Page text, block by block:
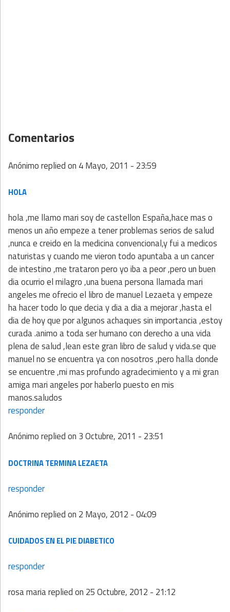
Comentarios
Anónimoreplied on 4 Mayo, 2011 - 23:59
HOLA
hola ,me llamo mari soy de castellon España,hace mas o
menos un año empeze a tener problemas serios de salud
,nunca e creido en la medicina convencional,y fui a medicos
naturistas y cuando me vieron todo apuntaba a un cancer
de intestino ,me trataron pero yo iba a peor ,pero un buen
dia ocurrio el milagro ,una buena persona llamada mari
angeles me ofrecio el libro de manuel Lezaeta y empeze
ha hacer todo lo que decia y dia a dia a mejorar ,hasta el
dia de hoy que por algunos achaques sin importancia ,estoy
curada .animo a toda ser humano con derecho a una vida
plena de salud ,lean este gran libro de salud y vida.se que
manuel no se encuentra ya con nosotros ,pero halla donde
se encuentre ,mi mas profundo agradecimiento y a mi gran
amiga mari angeles por haberlo puesto en mis
manos.saludos
responder
Anónimoreplied on 3 Octubre, 2011 - 23:51
DOCTRINA TERMINA LEZAETA
responder
Anónimoreplied on 2 Mayo, 2012 - 04:09
CUIDADOS EN EL PIE DIABETICO
responder
rosa mariareplied on 25 Octubre, 2012 - 21:12